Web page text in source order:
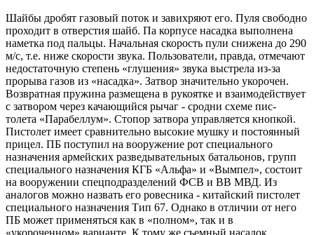
Шайбы дробят газовый поток и завихряют его. Пуля свободно
проходит в отверстия шайб. Па корпусе насадка выполнена
наметка под пальцы. Начальная скорость пули снижена до 290
м/с, т.е. ниже скорости звука. Пользователи, правда, отмечают
недостаточную степень «глушения» звука выстрела из-за
прорыва газов из «насадка». Затвор значительно укорочен.
Возвратная пружина размещена в рукоятке и взаимодействует
с затвором через качающийся рычаг - сродни схеме пис-
толета «Парабеллум». Стопор затвора управляется кнопкой.
Пистолет имеет сравнительно высокие мушку и постоянный
прицел. ПБ поступил на вооружение рот специального
назначения армейских разведывательных батальонов, групп
специального назначения КГБ «Альфа» и «Вымпел», состоит
на вооружении спецподразделений ФСВ и ВВ МВД. Из
аналогов можно назвать его ровесника - китайский пистолет
специального назначения Тип 67. Однако в отличии от него
ПБ может применяться как в «полном», так и в